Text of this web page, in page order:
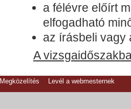
a félévre előírt
elfogadható
az írásbeli vagy
A
Megközelítés Levél a webmesternek